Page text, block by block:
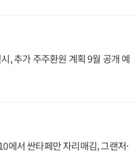
, 추가 주주환원 계획 9월 공개 예
에서 싼타페만 자리매김, 그랜저·